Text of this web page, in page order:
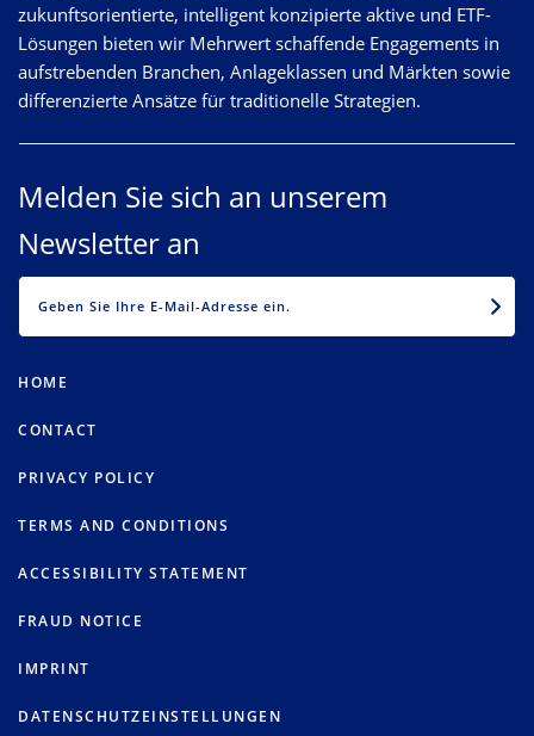
zukunftsorientierte, intelligent konzipierte aktive und ETF-
Lösungen bieten wir Mehrwert schaffende Engagements in
aufstrebenden Branchen, Anlageklassen und Märkten sowie
differenzierte Ansätze für traditionelle Strategien.
Melden Sie sich an unserem
Newsletter an
HOME
CONTACT
PRIVACY POLICY
TERMS AND CONDITIONS
ACCESSIBILITY STATEMENT
FRAUD NOTICE
IMPRINT
DATENSCHUTZEINSTELLUNGEN